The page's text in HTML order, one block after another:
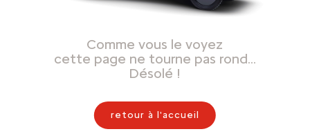
Comme vous le voyez
cette page ne tourne pas rond…
Désolé !
retour à l'accueil